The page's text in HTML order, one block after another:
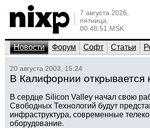
7 августа 2026,
пятница,
00:48:51 MSK
Новости Форум Софт Статьи
20 августа 2003, 15:24
В Калифорнии открывается
В сердце Silicon Valley начал свою
Свободных Технологий будут
инфраструктура, современные
оборудование.